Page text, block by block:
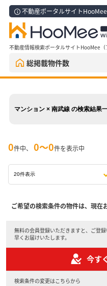
不動産ポータルサイトHooMee
不動産情報検索ポータルサイトHooMee（
総掲載物件数
マンション × 南武線 の検索結果
0件中、 0〜0件を表示中
ご希望の検索条件の物件は、現在
無料の会員登録いただきますと、ご登
早くお届けいたします。
今す
検索条件の変更はこちらから